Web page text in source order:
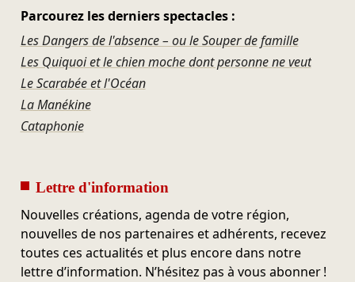
Parcourez les derniers spectacles :
Les Dangers de l'absence – ou le Souper de famille
Les Quiquoi et le chien moche dont personne ne veut
Le Scarabée et l'Océan
La Manékine
Cataphonie
Lettre d'information
Nouvelles créations, agenda de votre région,
nouvelles de nos partenaires et adhérents, recevez
toutes ces actualités et plus encore dans notre
lettre d’information. N’hésitez pas à vous abonner !